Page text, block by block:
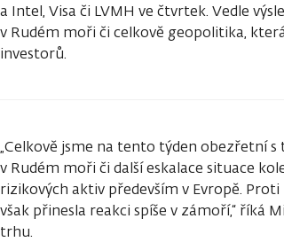
a Intel, Visa či LVMH ve čtvrtek. Vedle
v Rudém moři či celkově geopolitika,
investorů.
„Celkově jsme na tento týden obezřetní
v Rudém moři či další eskalace situace
rizikových aktiv především v Evropě.
však přinesla reakci spíše v zámoří,“ říká
trhu.